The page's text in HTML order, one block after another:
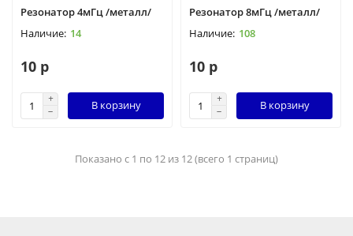
Резонатор 4мГц /металл/
14
10 р
В корзину
Резонатор 8мГц /металл/
108
10 р
В корзину
Показано с 1 по 12 из 12 (всего 1 страниц)